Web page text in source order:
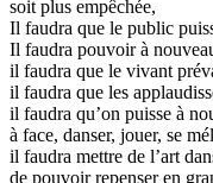
soit plus empêchée,
Il faudra que le public
Il faudra pouvoir à
il faudra que le vivant
il faudra que les
il faudra qu’on puisse à
à face, danser, jouer, se
il faudra mettre de l’art
de pouvoir repenser en